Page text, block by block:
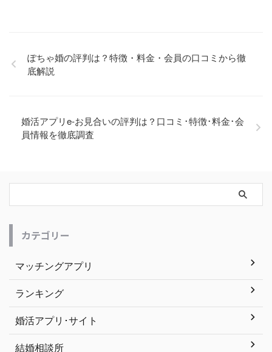
ぽちゃ婚の評判は？特徴・料金・会員の口コミから徹
底解説
婚活アプリe-お見合いの評判は？口コミ･特徴･料金･会
員情報を徹底調査
カテゴリー
マッチングアプリ
ランキング
婚活アプリ･サイト
結婚相談所